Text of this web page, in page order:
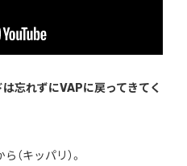
は忘れずにVAPに戻ってきてく
（キッパリ）。